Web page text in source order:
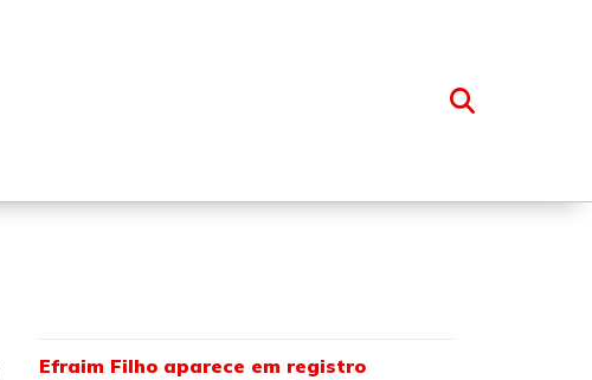
Efraim Filho aparece em registro